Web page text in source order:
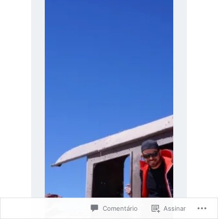
Comentário Assinar